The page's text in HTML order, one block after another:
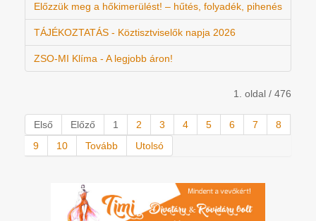
Előzzük meg a hőkimerülést! – hűtés, folyadék, pihenés
TÁJÉKOZTATÁS - Köztisztviselők napja 2026
ZSO-MI Klíma - A legjobb áron!
1. oldal / 476
Első Előző 1 2 3 4 5 6 7
8
9
10 Tovább Utolsó